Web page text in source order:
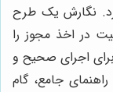
نگارش یک طرح
در اخذ مجوز را
اجرای صحیح و
جامع، گام